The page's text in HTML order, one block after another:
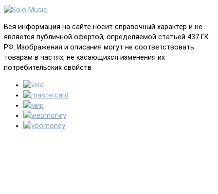
Вся информация на сайте носит справочный характер и не
является публичной офертой, определяемой статьей 437 ГК
РФ. Изображения и описания могут не соответствовать
товарам в частях, не касающихся изменения их
потребительских свойств